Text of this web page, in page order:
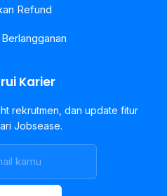
Refund
Karier
rekrutmen, dan update fitur
Jobsease.